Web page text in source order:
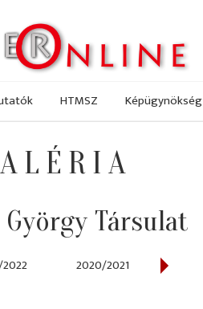
HTMSZ Képügynökség
Társulat
2020/2021